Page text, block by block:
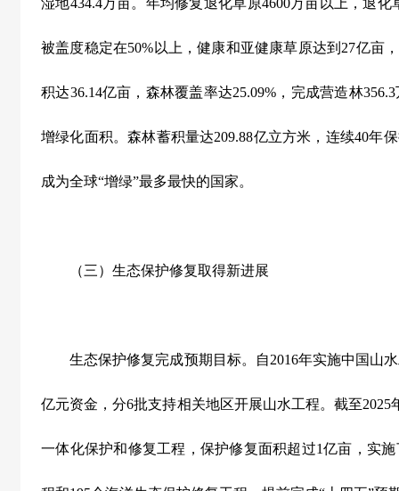
湿地434.4万亩。年均修复退化草原4600万亩以上，退化
被盖度稳定在50% 以上，健康和亚健康草原达到 27亿亩
积达36.14亿亩，森林覆盖率达25.09% ，完成营造林356.3
增绿化面积。森林蓄积量达209.88亿立方米，连续40年
成为全球“增绿”最多最快的国家。
（三）生态保护修复取得新进展
生态保护修复完成预期目标。自2016年实施中国山
亿元资金，分6批支持相关地区开展山水工程。截至2025
一体化保护和修复工程，保护修复面积超过1亿亩，实施